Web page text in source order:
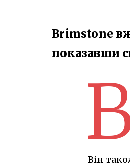
Brimstone
показавши
Він